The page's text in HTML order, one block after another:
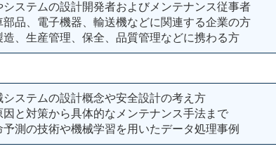
システムの設計開発者およびメンテナンス従事者
部品、電子機器、輸送機などに関連する企業の方
造、生産管理、保全、品質管理などに携わる方
システムの設計概念や安全設計の考え方
因と対策から具体的なメンテナンス手法まで
予測の技術や機械学習を用いたデータ処理事例